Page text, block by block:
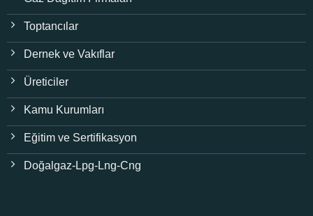
Toptancılar
Dernek ve Vakıflar
Üreticiler
Kamu Kurumları
Eğitim ve Sertifikasyon
Doğalgaz-Lpg-Lng-Cng